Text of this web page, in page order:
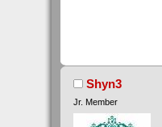
Shyn3
Jr. Member